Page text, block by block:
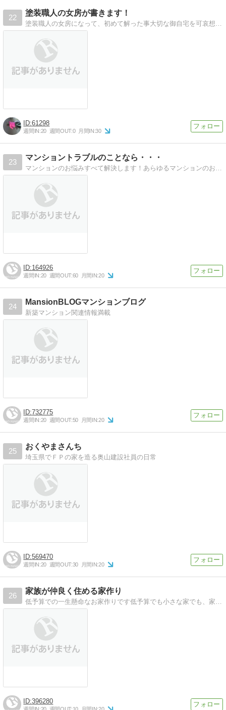
22
塗装職人の女房が書きます！
塗装職人の女房になって、初めて解った事大切な御自宅を可哀想な家にして欲しくありません。
61298
週間IN:20 週間OUT:0 月間IN:30
23
マンショントラブルのことなら・・・
マンションのお悩みすべて解決します！あらゆるマンションのお悩みに、元ゼネコン出身の行政書士がお応え致します！
164926
週間IN:20 週間OUT:60 月間IN:20
24
MansionBLOGマンションブログ
新築マンション関連情報満載
732775
週間IN:20 週間OUT:50 月間IN:20
25
おくやまさんち
埼玉県でＦＰの家を造る奥山建設社員の日常
569470
週間IN:20 週間OUT:30 月間IN:20
26
家族が仲良く住める家作り
低予算での一生懸命なお家作りです低予算でも小さな家でも、家族が仲良く住める家作りを目指して家作りを楽しんでいます
396280